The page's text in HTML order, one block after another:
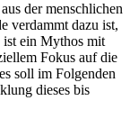
der menschlichen
verdammt dazu ist,
ist ein Mythos mit
Fokus auf die
soll im Folgenden
dieses bis